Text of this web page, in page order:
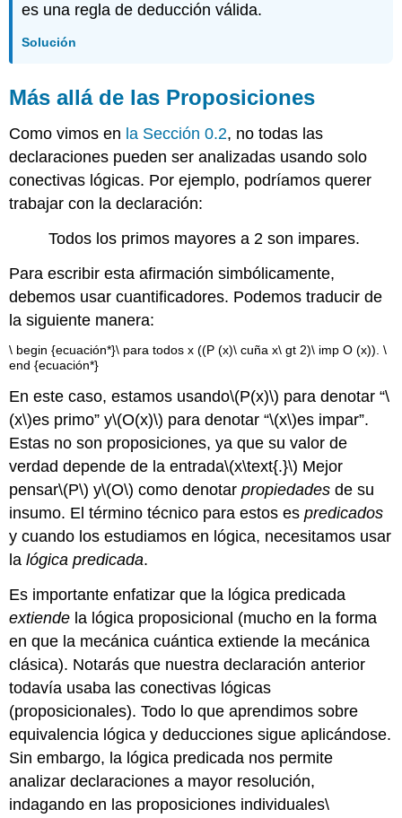
es una regla de deducción válida.
Solución
Más alláde las Proposiciones
Como vimos en la Sección 0.2, no todas las
declaraciones pueden ser analizadas usando solo
conectivas lógicas. Por ejemplo, podríamos querer
trabajar con la declaración:
Todos los primos mayores a 2 son impares.
Para escribir esta afirmación simbólicamente,
debemos usar cuantificadores. Podemos traducir de
la siguiente manera:
\ begin {ecuación*}\ para todos x ((P (x)\ cuña x\ gt 2)\ imp O (x)). \
end {ecuación*}
En este caso, estamos usando\(P(x)\) para denotar “\
(x\)es primo” y\(O(x)\) para denotar “\(x\)es impar”.
Estas no son proposiciones, ya que su valor de
verdad depende de la entrada\(x\text{.}\) Mejor
pensar\(P\) y\(O\) como denotarpropiedades de su
insumo. El término técnico para estos espredicados
y cuando los estudiamos en lógica, necesitamos usar
lalógica predicada.
Es importante enfatizar que la lógica predicada
extiende la lógica proposicional (mucho en la forma
en que la mecánica cuántica extiende la mecánica
clásica). Notarás que nuestra declaración anterior
todavía usaba las conectivas lógicas
(proposicionales). Todo lo que aprendimos sobre
equivalencia lógica y deducciones sigue aplicándose.
Sin embargo, la lógica predicada nos permite
analizar declaraciones a mayor resolución,
indagando en las proposiciones individuales\